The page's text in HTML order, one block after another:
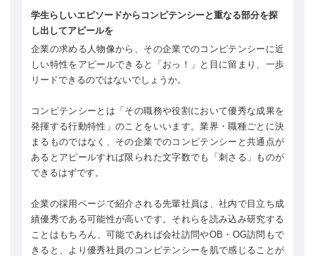
学生らしいエピソードからコンピテンシーと重なる部分を探
し出してアピールを
企業の求める人物像から、その企業でのコンピテンシーに近
しい特性をアピールできると「おっ！」と目に留まり、一歩
リードできるのではないでしょうか。
コンピテンシーとは「その職務や役割において優秀な成果を
発揮する行動特性」のことをいいます。業界・職種ごとに決
まるものではなく、その企業でのコンピテンシーと共通点が
あるとアピールすれば限られた文字数でも「刺さる」ものが
できるはずです。
企業の採用ページで紹介される先輩社員は、社内で目立ち成
績優秀である可能性が高いです。それらを読み込み研究する
ことはもちろん、可能であれば会社訪問やOB・OG訪問もで
きると、より優秀社員のコンピテンシーを肌で感じることが